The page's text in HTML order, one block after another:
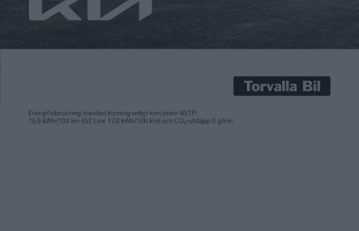
tillverkaren BYD pressat upp ladd­effekten rejält. Det nya
ladda med en effekt på 1 500 kW. Något som gör det möjligt att
fylla batteriet från 10 till 70 procent på endast fem minuter,
Med den senaste generationen av LFP-batteriet Blade 2.0 har